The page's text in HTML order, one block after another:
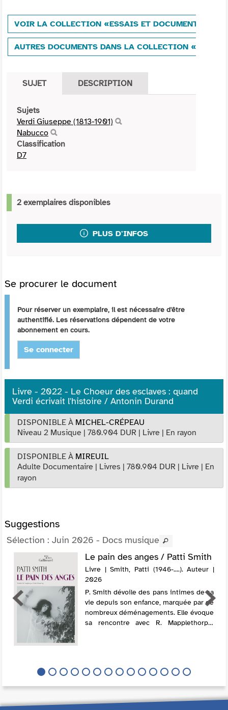
VOIR LA COLLECTION «ESSAIS ET DOCUMENTS»
AUTRES DOCUMENTS DANS LA COLLECTION
SUJET DESCRIPTION
Sujets
Verdi Giuseppe (1813-1901)
Nabucco
Classification
D7
2 exemplaires disponibles
PLUS D'INFOS
Se procurer le document
Pour réserver un exemplaire, il est nécessaire d'être
authentifié. Les réservations dépendent de votre
abonnement en cours.
Se connecter
Livre - 2022 - Le Choeur des esclaves : quand
Verdi écrivait l'histoire / Antonin Durand
DISPONIBLE À MICHEL-CRÉPEAU
Niveau 2 Musique | 780.904 DUR | Livre | En rayon
DISPONIBLE À MIREUIL
Adulte Documentaire | Livres | 780.904 DUR | Livre | En
rayon
Suggestions
Sélection : Juin 2026 - Docs musique
Le pain des anges / Patti Smith
Livre | Smith, Patti (1946-....). Auteur |
2026
P. Smith dévoile des pans intimes de sa
vie depuis son enfance, marquée par de
nombreux déménagements. Elle évoque
sa rencontre avec R. Mapplethorpe,